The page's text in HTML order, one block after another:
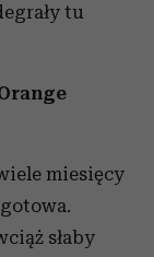
tu
miesięcy
słaby